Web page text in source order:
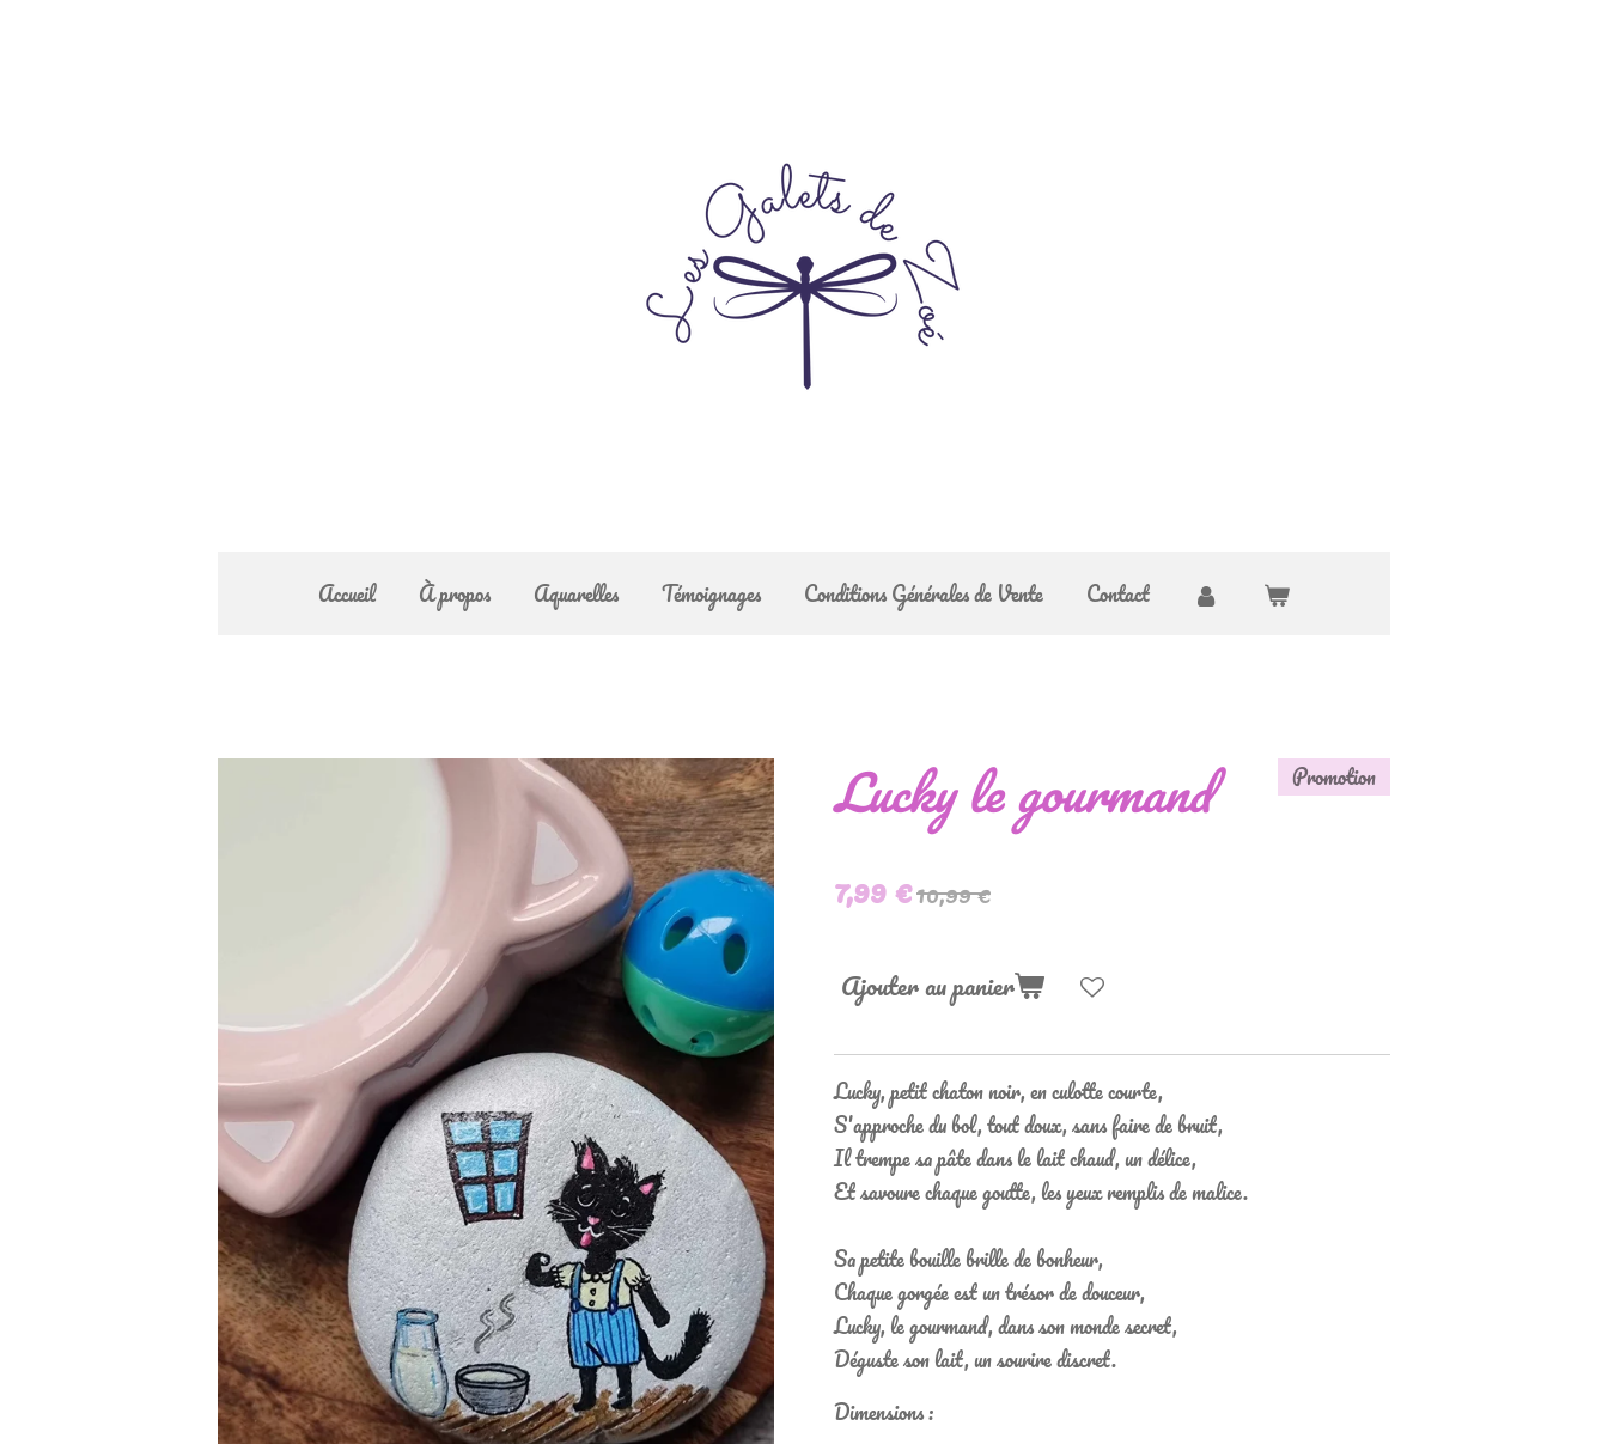
Accueil À propos Aquarelles Témoignages Conditions Générales de Vente Contact
Lucky le gourmand Promotion
7,99 €10,99 €
Ajouter au panier
Lucky, petit chaton noir, en culotte courte,
S'approche du bol, tout doux, sans faire de bruit,
Il trempe sa pâte dans le lait chaud, un délice,
Et savoure chaque goutte, les yeux remplis de malice.
Sa petite bouille brille de bonheur,
Chaque gorgée est un trésor de douceur,
Lucky, le gourmand, dans son monde secret,
Déguste son lait, un sourire discret.
Dimensions :